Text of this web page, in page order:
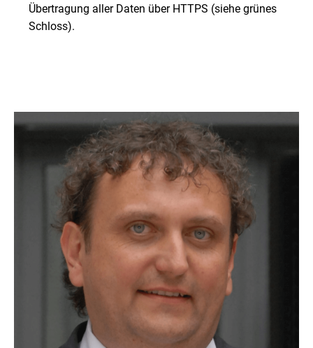
Übertragung aller Daten über HTTPS (siehe grünes
Schloss).